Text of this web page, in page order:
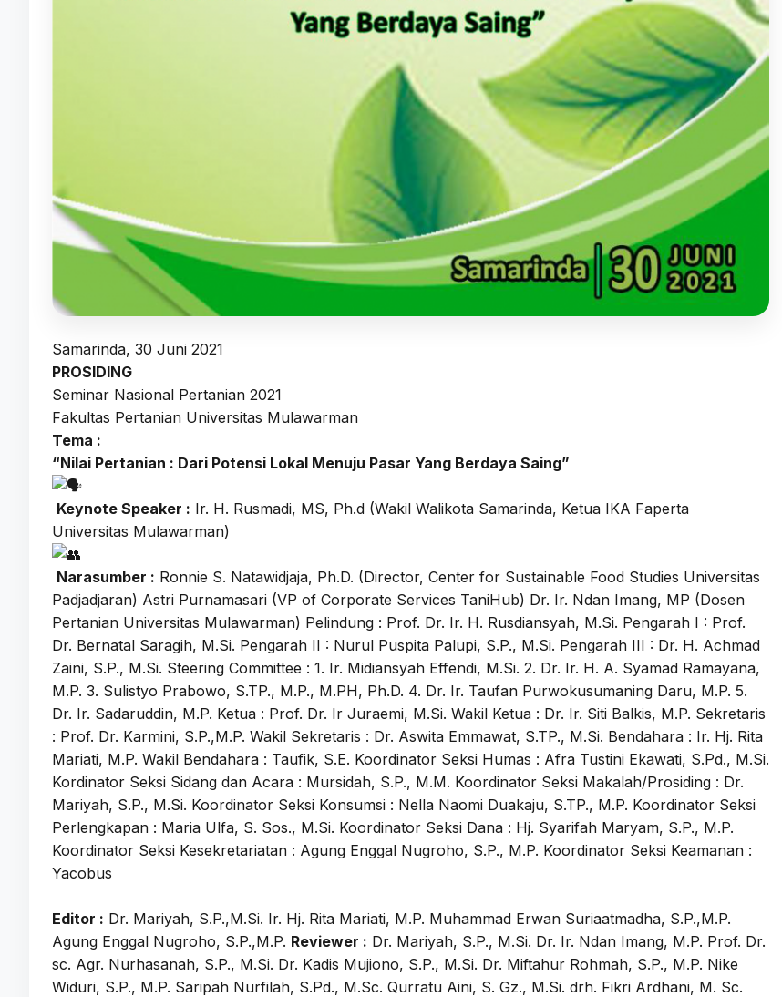
Samarinda, 30 Juni 2021
PROSIDING
Seminar Nasional Pertanian 2021
Fakultas Pertanian Universitas Mulawarman
Tema :
“Nilai Pertanian : Dari Potensi Lokal Menuju Pasar Yang Berdaya Saing”
Keynote Speaker : Ir. H. Rusmadi, MS, Ph.d (Wakil Walikota Samarinda, Ketua IKA Faperta
Universitas Mulawarman)
Narasumber : Ronnie S. Natawidjaja, Ph.D. (Director, Center for Sustainable Food Studies Universitas
Padjadjaran) Astri Purnamasari (VP of Corporate Services TaniHub) Dr. Ir. Ndan Imang, MP (Dosen
Pertanian Universitas Mulawarman) Pelindung : Prof. Dr. Ir. H. Rusdiansyah, M.Si. Pengarah I : Prof.
Dr. Bernatal Saragih, M.Si. Pengarah II : Nurul Puspita Palupi, S.P., M.Si. Pengarah III : Dr. H. Achmad
Zaini, S.P., M.Si. Steering Committee : 1. Ir. Midiansyah Effendi, M.Si. 2. Dr. Ir. H. A. Syamad Ramayana,
M.P. 3. Sulistyo Prabowo, S.TP., M.P., M.PH, Ph.D. 4. Dr. Ir. Taufan Purwokusumaning Daru, M.P. 5.
Dr. Ir. Sadaruddin, M.P. Ketua : Prof. Dr. Ir Juraemi, M.Si. Wakil Ketua : Dr. Ir. Siti Balkis, M.P. Sekretaris
: Prof. Dr. Karmini, S.P.,M.P. Wakil Sekretaris : Dr. Aswita Emmawat, S.TP., M.Si. Bendahara : Ir. Hj. Rita
Mariati, M.P. Wakil Bendahara : Taufik, S.E. Koordinator Seksi Humas : Afra Tustini Ekawati, S.Pd., M.Si.
Kordinator Seksi Sidang dan Acara : Mursidah, S.P., M.M. Koordinator Seksi Makalah/Prosiding : Dr.
Mariyah, S.P., M.Si. Koordinator Seksi Konsumsi : Nella Naomi Duakaju, S.TP., M.P. Koordinator Seksi
Perlengkapan : Maria Ulfa, S. Sos., M.Si. Koordinator Seksi Dana : Hj. Syarifah Maryam, S.P., M.P.
Koordinator Seksi Kesekretariatan : Agung Enggal Nugroho, S.P., M.P. Koordinator Seksi Keamanan :
Yacobus
Editor : Dr. Mariyah, S.P.,M.Si. Ir. Hj. Rita Mariati, M.P. Muhammad Erwan Suriaatmadha, S.P.,M.P.
Agung Enggal Nugroho, S.P.,M.P. Reviewer : Dr. Mariyah, S.P., M.Si. Dr. Ir. Ndan Imang, M.P. Prof. Dr.
sc. Agr. Nurhasanah, S.P., M.Si. Dr. Kadis Mujiono, S.P., M.Si. Dr. Miftahur Rohmah, S.P., M.P. Nike
Widuri, S.P., M.P. Saripah Nurfilah, S.Pd., M.Sc. Qurratu Aini, S. Gz., M.Si. drh. Fikri Ardhani, M. Sc.